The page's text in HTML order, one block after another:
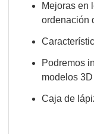
Mejoras en
ordenación
Podremos
modelos 3D
Caja de